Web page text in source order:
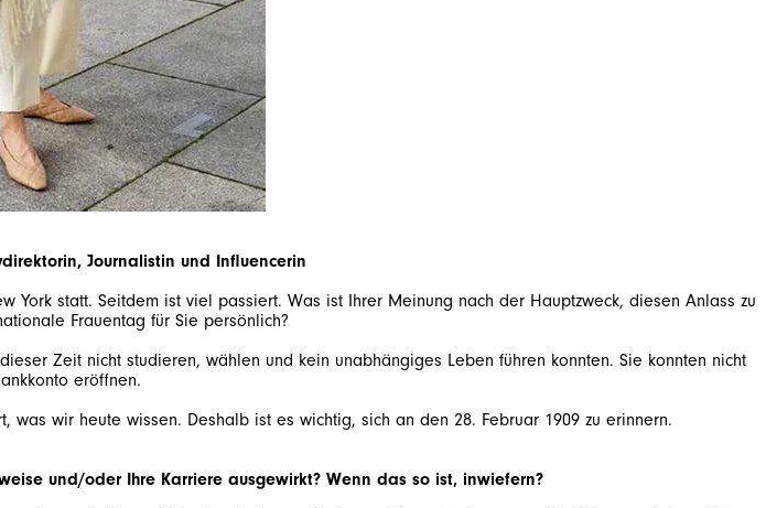
Journalistin und Influencerin
York statt. Seitdem ist viel passiert. Was ist Ihrer Meinung nach der Hauptzweck, diesen Anlass zu
Frauentag für Sie persönlich?
Zeit nicht studieren, wählen und kein unabhängiges Leben führen konnten. Sie konnten nicht
eröffnen.
wir heute wissen. Deshalb ist es wichtig, sich an den 28. Februar 1909 zu erinnern.
und/oder Ihre Karriere ausgewirkt? Wenn das so ist, inwiefern?